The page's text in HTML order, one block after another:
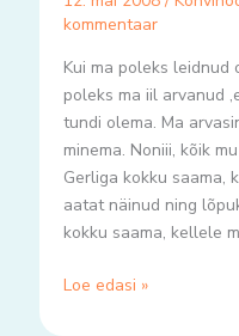
kommentaar
Kui ma poleks leidnud
poleks ma iil arvanud
tundi olema. Ma
minema. Noniii, kõik
Gerliga kokku saama,
aatat näinud ning
kokku saama, kellele
Loe edasi »